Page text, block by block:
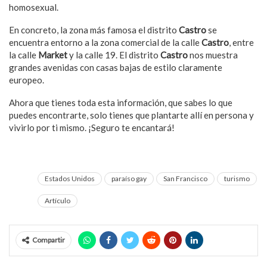
homosexual.
En concreto, la zona más famosa el distrito Castrose
encuentra entorno a la zona comercial de la calleCastro , entre
la calle Markety la calle 19. El distrito Castronos muestra
grandes avenidas con casas bajas de estilo claramente
europeo.
Ahora que tienes toda esta información, que sabes lo que
puedes encontrarte, solo tienes que plantarte allí en persona y
vivirlo por ti mismo. ¡Seguro te encantará!
Estados Unidos paraíso gay San Francisco turismo
Artículo
Compartir